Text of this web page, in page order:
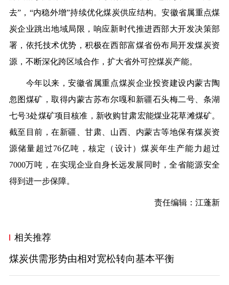
去”，“内稳外增”持续优化煤炭供应结构。安徽省属重点煤
炭企业跳出地域局限，响应新时代推进西部大开发决策部
署，依托技术优势，积极在西部富煤省份布局开发煤炭资
源，不断深化跨区域合作，扩大省外可控煤炭产能。
今年以来，安徽省属重点煤炭企业投资建设内蒙古陶
忽图煤矿，取得内蒙古苏布尔嘎和新疆石头梅二号、条湖
七号3处煤矿项目核准，新收购甘肃宏能煤业花草滩煤矿。
截至目前，在新疆、甘肃、山西、内蒙古等地保有煤炭资
源储量超过76亿吨，核定（设计）煤炭年生产能力超过
7000万吨，在实现企业自身长远发展同时，全省能源安全
得到进一步保障。
责任编辑：江蓬新
相关推荐
煤炭供需形势由相对宽松转向基本平衡